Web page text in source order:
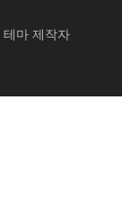
테마 제작자